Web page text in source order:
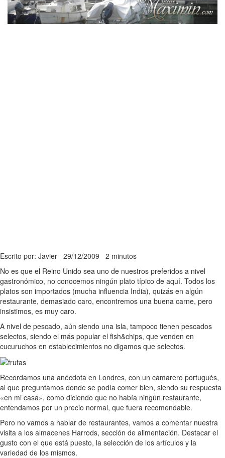
Escrito por: Javier 29/12/2009 2 minutos
No es que el Reino Unido sea uno de nuestros preferidos a nivel
gastronómico, no conocemos ningún plato típico de aquí. Todos los
platos son importados (mucha influencia India), quizás en algún
restaurante, demasiado caro, encontremos una buena carne, pero
insistimos, es muy caro.
A nivel de pescado, aún siendo una isla, tampoco tienen pescados
selectos, siendo el más popular el fish&chips, que venden en
cucuruchos en establecimientos no digamos que selectos.
Recordamos una anécdota en Londres, con un camarero portugués,
al que preguntamos donde se podía comer bien, siendo su respuesta
«en mi casa», como diciendo que no había ningún restaurante,
entendamos por un precio normal, que fuera recomendable.
Pero no vamos a hablar de restaurantes, vamos a comentar nuestra
visita a los almacenes Harrods, sección de alimentación. Destacar el
gusto con el que está puesto, la selección de los artículos y la
variedad de los mismos.